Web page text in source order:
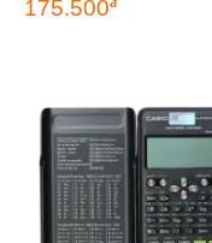
175.500đ